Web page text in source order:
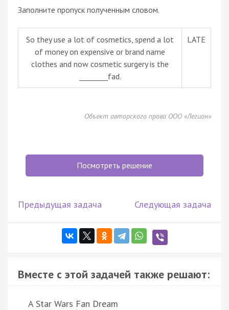
Заполните пропуск полученным словом.
So they use a lot of cosmetics, spend a lot
of money on expensive or brand name
clothes and now cosmetic surgery is the
________fad.
LATE
Объект авторского права ООО «Легион»
Посмотреть решение
Предыдущая задача Следующая задача
Вместе с этой задачей также решают:
A Star Wars Fan Dream